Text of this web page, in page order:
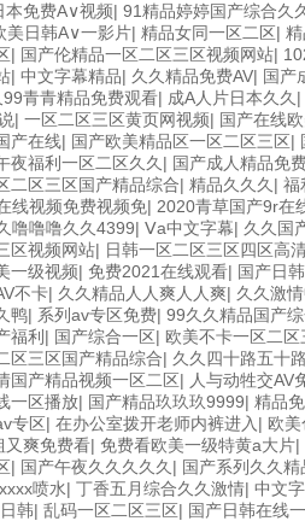
本免费A∨视频| 91精品婷婷国产综合久
美日韩A∨一影片| 精品女同一区二区|
| 国产伦精品一区二区三区视频网站|
| 中文字幕精品| 久久精品免费AV| 国产
99青青精品免费观看| 成A人片日本久久 |
| 一区二区三区黄页网视频| 国产在线
产在线| 国产欧美精品区一区二区三区|
夜福利一区二区久久 | 国产成人精品免
二区三区国产精品综合| 精品久久久 | 福
线视频免费视频免| 2020青草国产9r在
噜噜噜久久4399| Ⅴa中文字幕| 久久国
区视频网站| 日韩一区二区三区四区高
一级视频| 免费2021在线观看| 国产日
不卡| 久久精品人人爽人人爽| 久久激
鸭| 系列av专区免费| 99久久精品国产
福利 | 国产综合一区| 欧美不卡一区二区
区三区国产精品综合| 久久四十路五十
国产精品视频一区二区| 人与动牲交AV
一区播放| 国产精品玖玖玖9999| 精品
专区| 在办公室拨开老师内裤进入 | 欧
又爽免费看| 免费看欧美一级特黄a大片|
| 国产午夜久久久久久 | 国产系列久久
喷水| 丁香五月综合久久激情| 中文
韩| 乱码一区二区三区| 国产日韩在线